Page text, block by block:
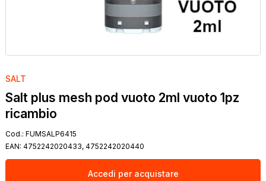
SALT
Salt plus mesh pod vuoto 2ml vuoto 1pz
ricambio
Cod.: FUMSALP6415
EAN: 4752242020433, 4752242020440
Accedi per acquistare